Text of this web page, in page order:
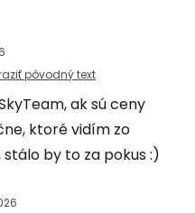
pôvodný text
ak sú ceny
ktoré vidím zo
by to za pokus :)